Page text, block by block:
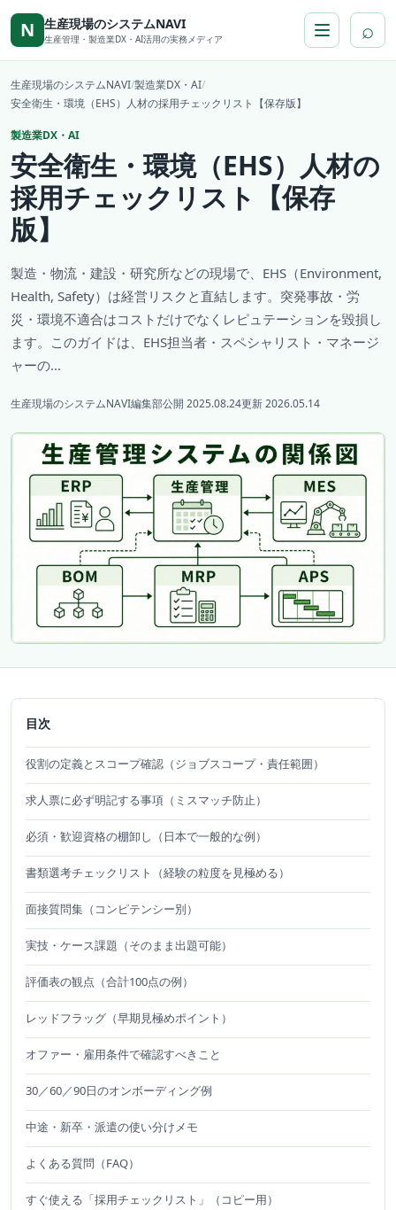
本文へ移動
N 生産現場のシステムNAVI
生産管理・製造業DX・AI活用の実務メディア ⌕
生産現場のシステムNAVI/製造業DX・AI/
安全衛生・環境（EHS）人材の採用チェックリスト【保存版】
製造業DX・AI
安全衛生・環境（EHS）人材の
採用チェックリスト【保存
版】
製造・物流・建設・研究所などの現場で、EHS（Environment,
Health, Safety）は経営リスクと直結します。突発事故・労
災・環境不適合はコストだけでなくレピュテーションを毀損し
ます。このガイドは、EHS担当者・スペシャリスト・マネージ
ャーの...
生産現場のシステムNAVI編集部公開 2025.08.24更新 2026.05.14
目次
役割の定義とスコープ確認（ジョブスコープ・責任範囲）
求人票に必ず明記する事項（ミスマッチ防止）
必須・歓迎資格の棚卸し（日本で一般的な例）
書類選考チェックリスト（経験の粒度を見極める）
面接質問集（コンピテンシー別）
実技・ケース課題（そのまま出題可能）
評価表の観点（合計100点の例）
レッドフラッグ（早期見極めポイント）
オファー・雇用条件で確認すべきこと
30／60／90日のオンボーディング例
中途・新卒・派遣の使い分けメモ
よくある質問（FAQ）
すぐ使える「採用チェックリスト」（コピー用）